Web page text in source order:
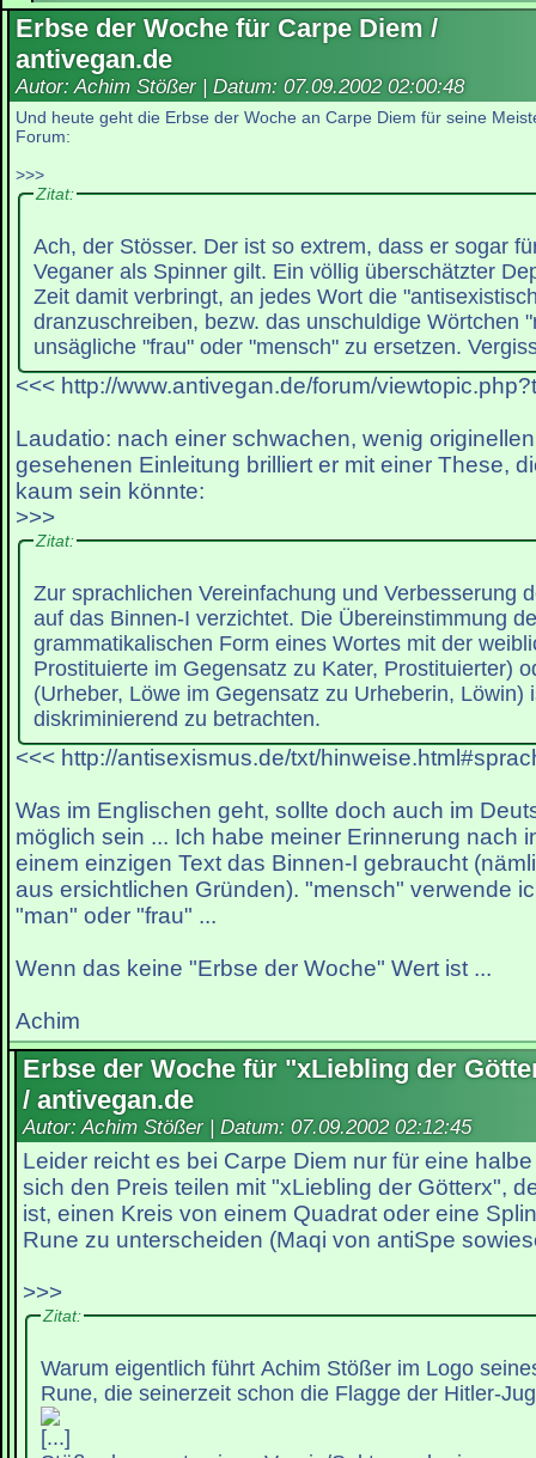
Erbse der Woche für Carpe Diem /
antivegan.de
Autor: Achim Stößer | Datum: 07.09.2002 02:00:48
Und heute geht die Erbse der Woche an Carpe Diem für seine
Forum:
>>>
Zitat:
Ach, der Stösser. Der ist so extrem, dass er sogar
Veganer als Spinner gilt. Ein völlig überschätzter
Zeit damit verbringt, an jedes Wort die
dranzuschreiben, bezw. das unschuldige Wörtchen
unsägliche "frau" oder "mensch" zu ersetzen.
<<< http://www.antivegan.de/forum/
Laudatio: nach einer schwachen, wenig
gesehenen Einleitung brilliert er mit einer These,
kaum sein könnte:
>>>
Zitat:
Zur sprachlichen Vereinfachung und Verbesserung
auf das Binnen-I verzichtet. Die Übereinstimmung
grammatikalischen Form eines Wortes mit der
Prostituierte im Gegensatz zu Kater, Prostituierter)
(Urheber, Löwe im Gegensatz zu Urheberin, Löwin)
diskriminierend zu betrachten.
<<< http://antisexismus.de/txt/
Was im Englischen geht, sollte doch auch im
möglich sein ... Ich habe meiner Erinnerung nach
einem einzigen Text das Binnen-I gebraucht
aus ersichtlichen Gründen). "mensch" verwende
"man" oder "frau" ...
Wenn das keine "Erbse der Woche" Wert ist ...
Achim
Erbse der Woche für "xLiebling der
/ antivegan.de
Autor: Achim Stößer | Datum: 07.09.2002 02:12:45
Leider reicht es bei Carpe Diem nur für eine
sich den Preis teilen mit "xLiebling der Götterx",
ist, einen Kreis von einem Quadrat oder eine
Rune zu unterscheiden (Maqi von antiSpe
>>>
Zitat:
Warum eigentlich führt Achim Stößer im Logo
Rune, die seinerzeit schon die Flagge der Hitler-
[...]